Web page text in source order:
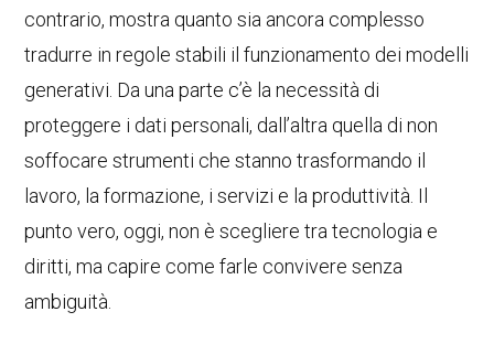
contrario, mostra quanto sia ancora complesso
tradurre in regole stabili il funzionamento dei modelli
generativi. Da una parte c’è la necessità di
proteggere i dati personali, dall’altra quella di non
soffocare strumenti che stanno trasformando il
lavoro, la formazione, i servizi e la produttività. Il
punto vero, oggi, non è scegliere tra tecnologia e
diritti, ma capire come farle convivere senza
ambiguità.